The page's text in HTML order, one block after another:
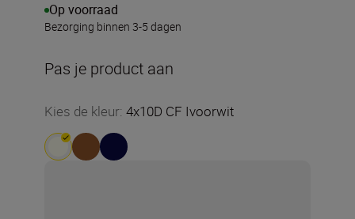
Op voorraad
Bezorging binnen 3-5 dagen
Pas je product aan
Kies de kleur: 4x10D CF Ivoorwit